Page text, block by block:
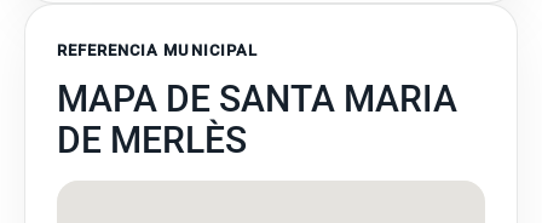
REFERENCIA MUNICIPAL
MAPA DE SANTA MARIA
DE MERLÈS